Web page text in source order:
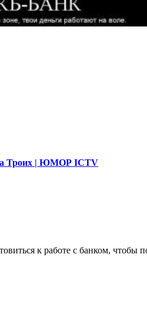
Троих | ЮМОР ICTV
к работе с банком, чтобы